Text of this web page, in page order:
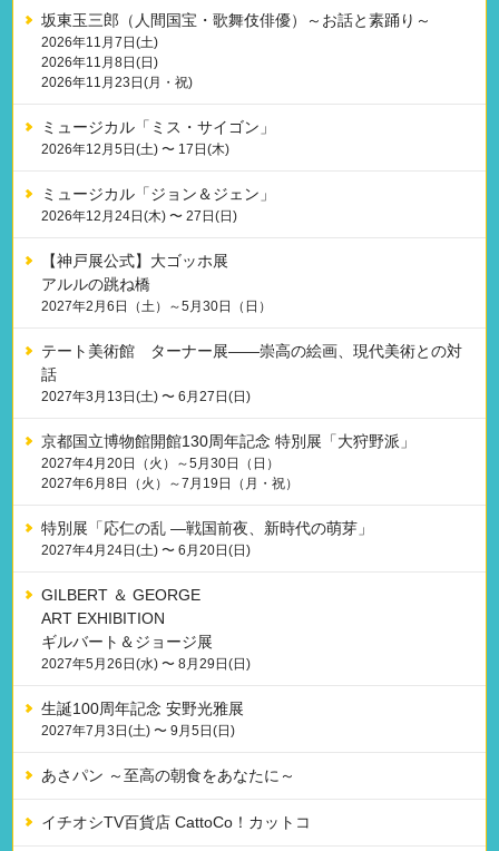
坂東玉三郎（人間国宝・歌舞伎俳優）～お話と素踊り～
2026年11月7日(土)
2026年11月8日(日)
2026年11月23日(月・祝)
ミュージカル「ミス・サイゴン」
2026年12月5日(土) 〜 17日(木)
ミュージカル「ジョン＆ジェン」
2026年12月24日(木) 〜 27日(日)
【神戸展公式】大ゴッホ展
アルルの跳ね橋
2027年2月6日（土）～5月30日（日）
テート美術館 ターナー展——崇高の絵画、現代美術との対
話
2027年3月13日(土) 〜 6月27日(日)
京都国立博物館開館130周年記念 特別展「大狩野派」
2027年4月20日（火）～5月30日（日）
2027年6月8日（火）～7月19日（月・祝）
特別展「応仁の乱 —戦国前夜、新時代の萌芽」
2027年4月24日(土) 〜 6月20日(日)
GILBERT ＆ GEORGE
ART EXHIBITION
ギルバート＆ジョージ展
2027年5月26日(水) 〜 8月29日(日)
生誕100周年記念 安野光雅展
2027年7月3日(土) 〜 9月5日(日)
あさパン ～至高の朝食をあなたに～
イチオシTV百貨店 CattoCo！カットコ